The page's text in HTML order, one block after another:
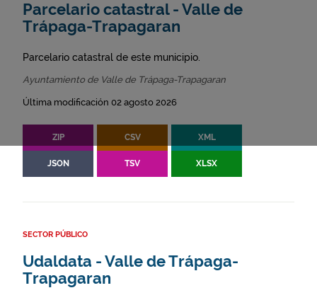
Parcelario catastral - Valle de
Trápaga-Trapagaran
Parcelario catastral de este municipio.
Ayuntamiento de Valle de Trápaga-Trapagaran
Última modificación 02 agosto 2026
ZIP CSV XML
JSON TSV XLSX
SECTOR PÚBLICO
Udaldata - Valle de Trápaga-
Trapagaran